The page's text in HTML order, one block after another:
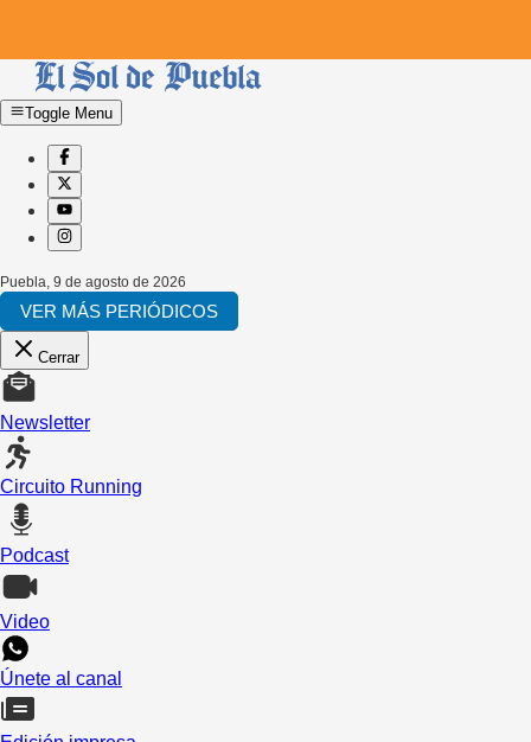
Toggle Menu
Puebla 9 de agosto de 2026
VER MÁS PERIÓDICOS
Cerrar
Newsletter
Circuito Running
Podcast
Video
Únete al canal